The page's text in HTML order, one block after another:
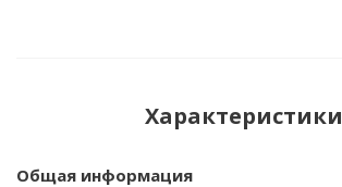
Характеристики
Общая информация